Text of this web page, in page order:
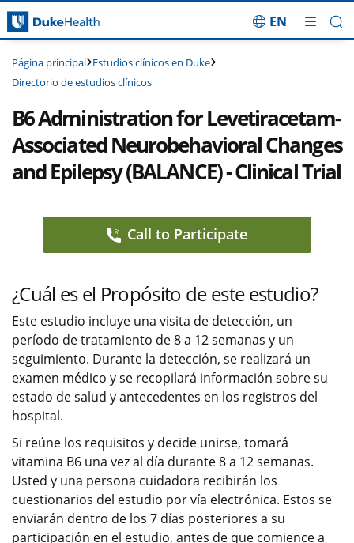
Saltar navegación
EN
Página principal Estudios clínicos en Duke
Directorio de estudios clínicos
B6 Administration for Levetiracetam-
Associated Neurobehavioral Changes
and Epilepsy (BALANCE) - Clinical Trial
Call to Participate
¿Cuál es el Propósito de este estudio?
Este estudio incluye una visita de detección, un
período de tratamiento de 8 a 12 semanas y un
seguimiento. Durante la detección, se realizará un
examen médico y se recopilará información sobre su
estado de salud y antecedentes en los registros del
hospital.
Si reúne los requisitos y decide unirse, tomará
vitamina B6 una vez al día durante 8 a 12 semanas.
Usted y una persona cuidadora recibirán los
cuestionarios del estudio por vía electrónica. Estos se
enviarán dentro de los 7 días posteriores a su
participación en el estudio, antes de que comience a